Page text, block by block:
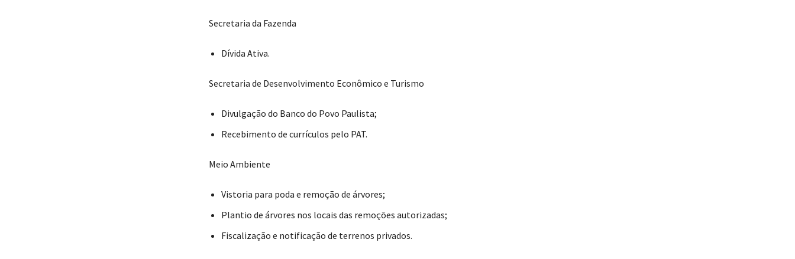
Secretaria da Fazenda
Dívida Ativa.
Secretaria de Desenvolvimento Econômico e Turismo
Divulgação do Banco do Povo Paulista;
Recebimento de currículos pelo PAT.
Meio Ambiente
Vistoria para poda e remoção de árvores;
Plantio de árvores nos locais das remoções autorizadas;
Fiscalização e notificação de terrenos privados.